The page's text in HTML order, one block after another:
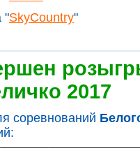
"SkyCountry"
2017
соревнований